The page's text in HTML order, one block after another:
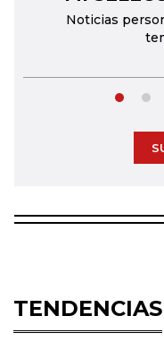
Noticias
TENDENCIAS